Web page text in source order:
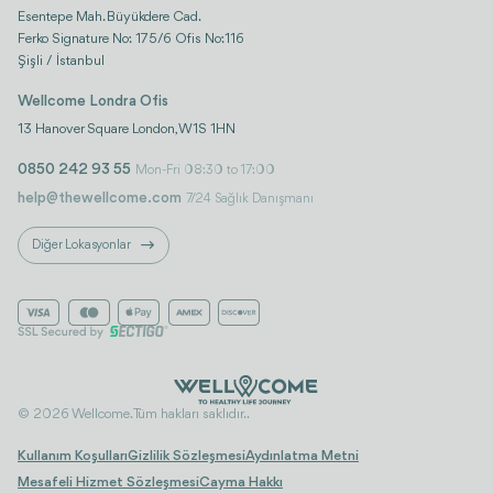
Esentepe Mah. Büyükdere Cad.
Ferko Signature No: 175/6 Ofis No:116
Şişli / İstanbul
Wellcome Londra Ofis
13 Hanover Square London, W1S 1HN
0850 242 93 55 Mon-Fri 08:30 to 17:00
help@thewellcome.com 7/24 Sağlık Danışmanı
Diğer Lokasyonlar
© 2026 Wellcome. Tüm hakları saklıdır..
Kullanım KoşullarıGizlilik SözleşmesiAydınlatma Metni
Mesafeli Hizmet SözleşmesiCayma Hakkı